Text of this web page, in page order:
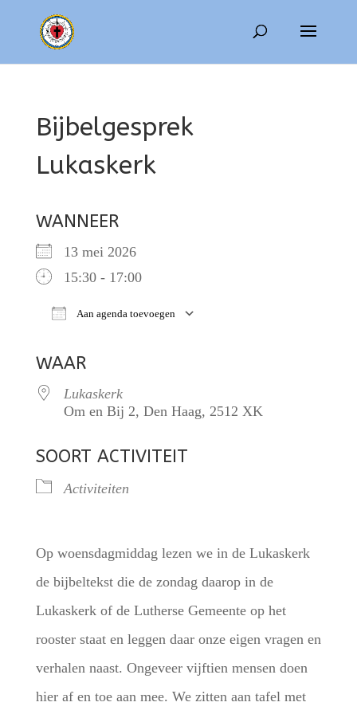
Bijbelgesprek
Lukaskerk
WANNEER
13 mei 2026
15:30 - 17:00
Aan agenda toevoegen
WAAR
Lukaskerk
Om en Bij 2, Den Haag, 2512 XK
SOORT ACTIVITEIT
Activiteiten
Op woensdagmiddag lezen we in de Lukaskerk
de bijbeltekst die de zondag daarop in de
Lukaskerk of de Lutherse Gemeente op het
rooster staat en leggen daar onze eigen vragen en
verhalen naast. Ongeveer vijftien mensen doen
hier af en toe aan mee. We zitten aan tafel met